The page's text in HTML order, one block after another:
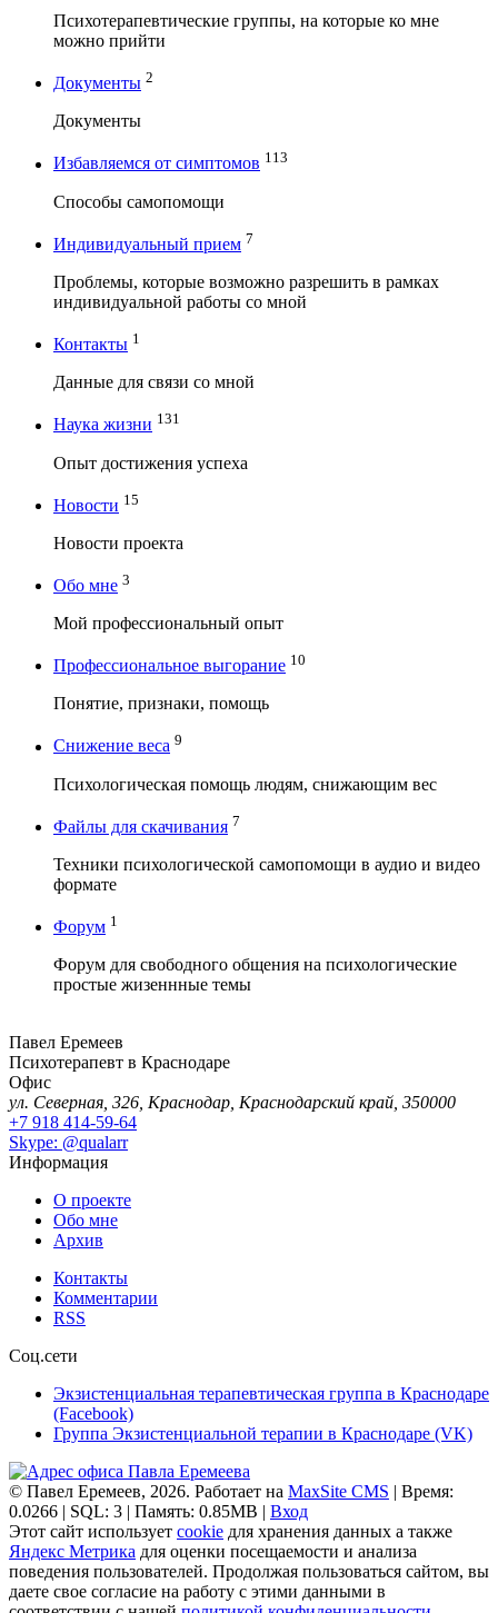
Психотерапевтические группы, на которые ко мне
можно прийти
Документы 2
Документы
Избавляемся от симптомов 113
Способы самопомощи
Индивидуальный прием 7
Проблемы, которые возможно разрешить в рамках
индивидуальной работы со мной
Контакты 1
Данные для связи со мной
Наука жизни 131
Опыт достижения успеха
Новости 15
Новости проекта
Обо мне 3
Мой профессиональный опыт
Профессиональное выгорание 10
Понятие, признаки, помощь
Снижение веса 9
Психологическая помощь людям, снижающим вес
Файлы для скачивания 7
Техники психологической самопомощи в аудио и видео
формате
Форум 1
Форум для свободного общения на психологические
простые жизеннные темы
Павел Еремеев
Психотерапевт в Краснодаре
Офис
ул. Северная, 326, Краснодар, Краснодарский край, 350000
+7 918 414-59-64
Skype: @qualarr
Информация
О проекте
Обо мне
Архив
Контакты
Комментарии
RSS
Соц.сети
Экзистенциальная терапевтическая группа в Краснодаре
(Facebook)
Группа Экзистенциальной терапии в Краснодаре (VK)
© Павел Еремеев, 2026. Работает на MaxSite CMS | Время:
0.0266 | SQL: 3 | Память: 0.85MB
Вход
Этот сайт использует cookie для хранения данных а также
Яндекс Метрика для оценки посещаемости и анализа
поведения пользователей. Продолжая пользоваться сайтом, вы
даете свое согласие на работу с этими данными в